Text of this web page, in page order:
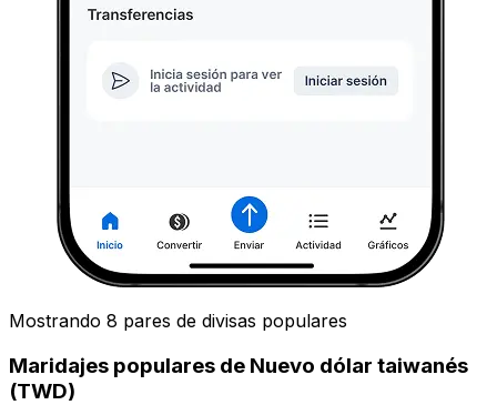
Mostrando 8 pares de divisas populares
Maridajes populares de Nuevo dólar taiwanés
(TWD)